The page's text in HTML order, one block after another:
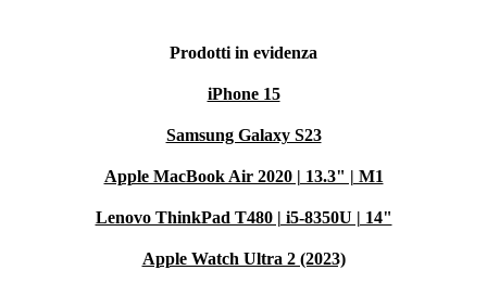
Prodotti in evidenza
iPhone 15
Samsung Galaxy S23
Apple MacBook Air 2020 | 13.3" | M1
Lenovo ThinkPad T480 | i5-8350U | 14"
Apple Watch Ultra 2 (2023)